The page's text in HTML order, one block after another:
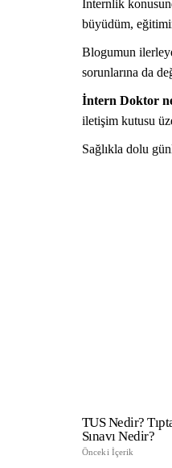
İnternlik
büyüdüm,
Blogumun
sorunlarına da
İntern Doktor
iletişim kutusu
Sağlıkla dolu
TUS Nedir?
Sınavı Nedir?
Önceki İçerik